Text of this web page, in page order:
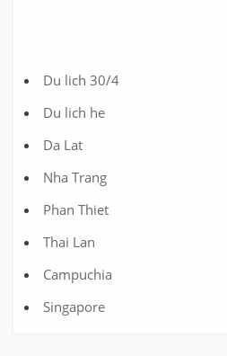
Du lich 30/4
Du lich he
Da Lat
Nha Trang
Phan Thiet
Thai Lan
Campuchia
Singapore